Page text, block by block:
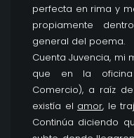
perfecta en rima y
propiamente
general del poema.
Cuenta Juvencia, mi
que en la
Comercio), a raíz
existía el amor, le
Continúa diciendo